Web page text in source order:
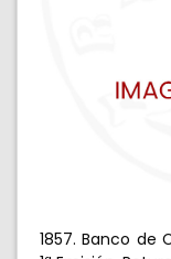
1857. Banco de